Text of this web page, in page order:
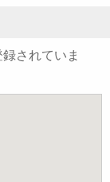
されていま